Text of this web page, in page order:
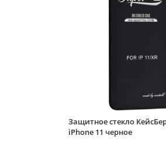
Защитное стекло
iPhone 11 черное